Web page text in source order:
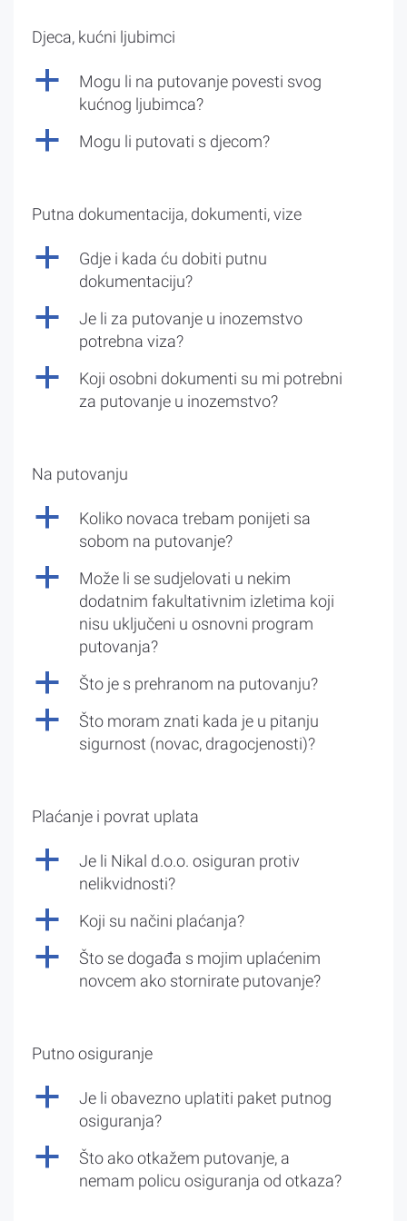
Djeca, kućni ljubimci
a
Mogu li na putovanje povesti svog
kućnog ljubimca?
a Mogu li putovati s djecom?
Putna dokumentacija, dokumenti, vize
a
Gdje i kada ću dobiti putnu
dokumentaciju?
a
Je li za putovanje u inozemstvo
potrebna viza?
a
Koji osobni dokumenti su mi potrebni
za putovanje u inozemstvo?
Na putovanju
a
Koliko novaca trebam ponijeti sa
sobom na putovanje?
a
Može li se sudjelovati u nekim
dodatnim fakultativnim izletima koji
nisu uključeni u osnovni program
putovanja?
a Što je s prehranom na putovanju?
a
Što moram znati kada je u pitanju
sigurnost (novac, dragocjenosti)?
Plaćanje i povrat uplata
a
Je li Nikal d.o.o. osiguran protiv
nelikvidnosti?
a Koji su načini plaćanja?
a
Što se događa s mojim uplaćenim
novcem ako stornirate putovanje?
Putno osiguranje
a
Je li obavezno uplatiti paket putnog
osiguranja?
a
Što ako otkažem putovanje, a
nemam policu osiguranja od otkaza?